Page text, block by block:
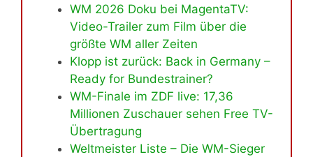
WM 2026 Doku bei MagentaTV:
Video-Trailer zum Film über die
größte WM aller Zeiten
Klopp ist zurück: Back in Germany –
Ready for Bundestrainer?
WM-Finale im ZDF live: 17,36
Millionen Zuschauer sehen Free TV-
Übertragung
Weltmeister Liste – Die WM-Sieger